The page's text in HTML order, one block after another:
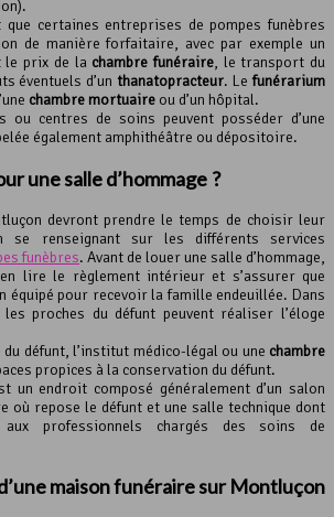
certaines entreprises de pompes funèbres
de manière forfaitaire, avec par exemple un
le prix de la chambre funéraire, le transport du
éventuels d’un thanatopracteur. Lefunérarium
chambre mortuaire ou d’un hôpital.
ou centres de soins peuvent posséder d’une
également amphithéâtre ou dépositoire.
une salle d’hommage ?
devront prendre le temps de choisir leur
se renseignant sur les différents services
funèbres. Avant de louer une salle d’hommage,
lire le règlement intérieur et s’assurer que
équipé pour recevoir la famille endeuillée. Dans
les proches du défunt peuvent réaliser l’éloge
défunt, l’institut médico-légal ou une chambre
propices à la conservation du défunt.
un endroit composé généralement d’un salon
où repose le défunt et une salle technique dont
professionnels chargés des soins de
maison funérairesur Montluçon